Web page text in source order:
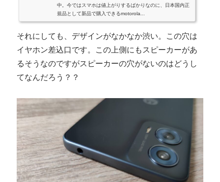
中。今ではスマホは値上がりするばかりなのに、日本国内正
規品として新品で購入できるmotorola...
それにしても、デザインがなかなか渋い。この穴は
イヤホン差込口です。この上側にもスピーカーがあ
るそうなのですがスピーカーの穴がないのはどうし
てなんだろう？？